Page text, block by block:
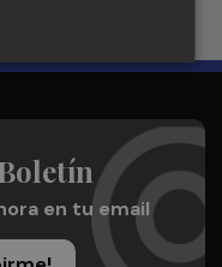
en tu email